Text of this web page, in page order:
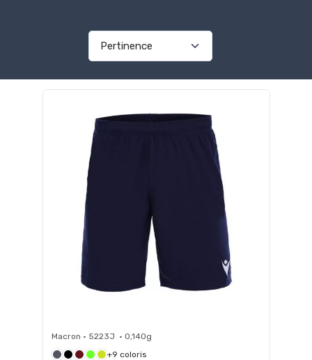
Macron • 5223J • 0,140g
+9 coloris